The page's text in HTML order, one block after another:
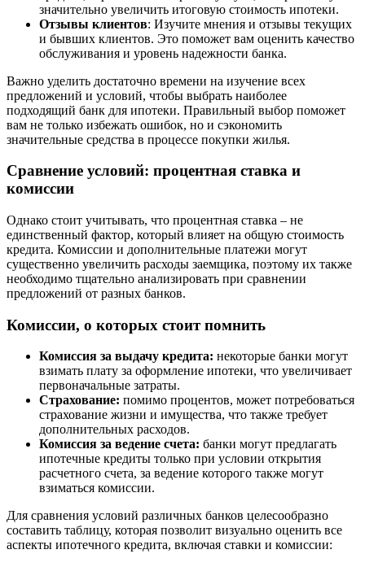
значительно увеличить итоговую стоимость ипотеки.
Отзывы клиентов: Изучите мнения и отзывы текущих
и бывших клиентов. Это поможет вам оценить качество
обслуживания и уровень надежности банка.
Важно уделить достаточно времени на изучение всех
предложений и условий, чтобы выбрать наиболее
подходящий банк для ипотеки. Правильный выбор поможет
вам не только избежать ошибок, но и сэкономить
значительные средства в процессе покупки жилья.
Сравнение условий: процентная ставка и
комиссии
Однако стоит учитывать, что процентная ставка – не
единственный фактор, который влияет на общую стоимость
кредита. Комиссии и дополнительные платежи могут
существенно увеличить расходы заемщика, поэтому их также
необходимо тщательно анализировать при сравнении
предложений от разных банков.
Комиссии, о которых стоит помнить
Комиссия за выдачу кредита: некоторые банки могут
взимать плату за оформление ипотеки, что увеличивает
первоначальные затраты.
Страхование: помимо процентов, может потребоваться
страхование жизни и имущества, что также требует
дополнительных расходов.
Комиссия за ведение счета: банки могут предлагать
ипотечные кредиты только при условии открытия
расчетного счета, за ведение которого также могут
взиматься комиссии.
Для сравнения условий различных банков целесообразно
составить таблицу, которая позволит визуально оценить все
аспекты ипотечного кредита, включая ставки и комиссии: